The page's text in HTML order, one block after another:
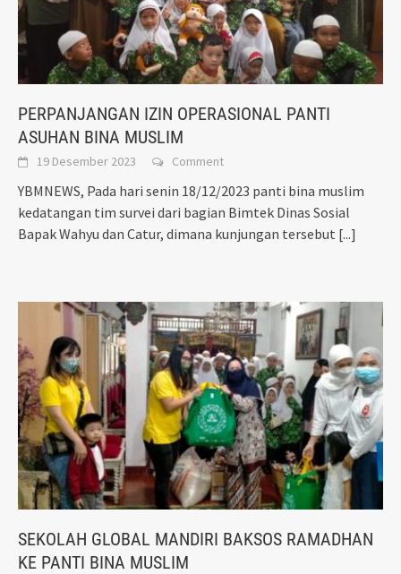
PERPANJANGAN IZIN OPERASIONAL PANTI
ASUHAN BINA MUSLIM
19 Desember 2023 Comment
YBMNEWS, Pada hari senin 18/12/2023 panti bina muslim
kedatangan tim survei dari bagian Bimtek Dinas Sosial
Bapak Wahyu dan Catur, dimana kunjungan tersebut [...]
SEKOLAH GLOBAL MANDIRI BAKSOS RAMADHAN
KE PANTI BINA MUSLIM